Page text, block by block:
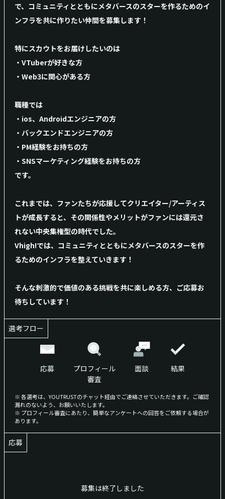
で、コミュニティとともにメタバースのスターを作るためのイ
ンフラを共に作りたい仲間を募集します！
特にスカウトをお届けしたいのは
・VTuberが好きな方
・Web3に関心がある方
職種では
・ios、Androidエンジニアの方
・バックエンドエンジニアの方
・PM経験をお持ちの方
・SNSマーケティング経験をお持ちの方
です。
これまでは、ファンたちが応援してクリエイター/アーティス
トが成長すると、その関係性やメリットがファンには還元さ
れない中央集権型の時代でした。
Vhigh!では、コミュニティとともにメタバースのスターを作
るためのインフラを整えていきます！
そんな刺激的で価値のある挑戦を共に楽しめる方、ご応募お
待ちしています！
選考フロー
応募
プロフィール
審査
面談 結果
※ 各選考は、YOUTRUSTのチャット経由でご連絡させていただきます。ご確認
漏れのないよう、お願いいたします。
※ プロフィール審査にあたり、簡単なアンケートへの回答をご依頼する場合が
あります。
応募
募集は終了しました